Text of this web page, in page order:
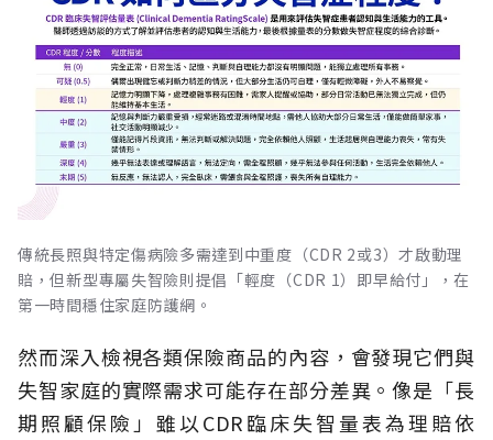
傳統長照與特定傷病險多需達到中重度（CDR 2或3）才啟動理
賠，但新型專屬失智險則提倡「輕度（CDR 1）即早給付」，在
第一時間穩住家庭防護網。
然而深入檢視各類保險商品的內容，會發現它們與
失智家庭的實際需求可能存在部分差異。像是「長
期照顧保險」雖以CDR臨床失智量表為理賠依